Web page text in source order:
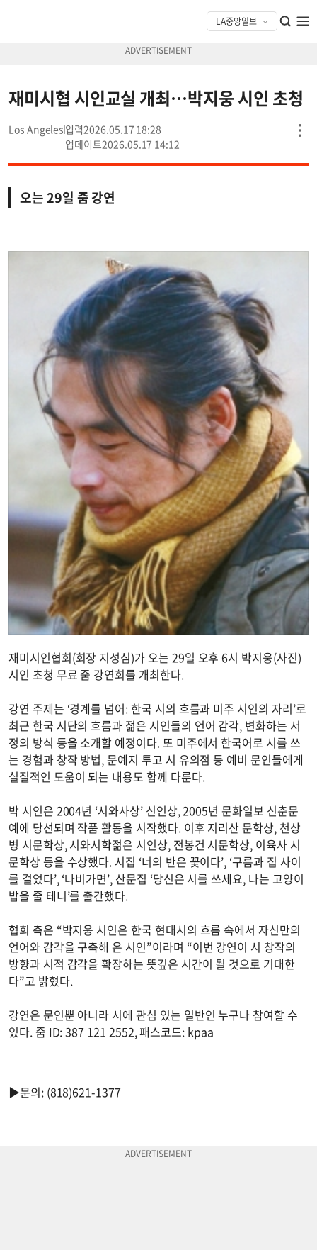
재미시협 시인교실 개최…박지웅 시인 초청
Los Angeles
2026.05.17 18:28
2026.05.17 14:12
오는 29일 줌 강연
재미시인협회(회장 지성심)가 오는 29일 오후 6시 박지웅(사진)
시인 초청 무료 줌 강연회를 개최한다.
강연 주제는 ‘경계를 넘어: 한국 시의 흐름과 미주 시인의 자리’로
최근 한국 시단의 흐름과 젊은 시인들의 언어 감각, 변화하는 서
정의 방식 등을 소개할 예정이다. 또 미주에서 한국어로 시를 쓰
는 경험과 창작 방법, 문예지 투고 시 유의점 등 예비 문인들에게
실질적인 도움이 되는 내용도 함께 다룬다.
박 시인은 2004년 ‘시와사상’ 신인상, 2005년 문화일보 신춘문
예에 당선되며 작품 활동을 시작했다. 이후 지리산 문학상, 천상
병 시문학상, 시와시학젊은 시인상, 전봉건 시문학상, 이육사 시
문학상 등을 수상했다. 시집 ‘너의 반은 꽃이다’, ‘구름과 집 사이
를 걸었다’, ‘나비가면’, 산문집 ‘당신은 시를 쓰세요, 나는 고양이
밥을 줄 테니’를 출간했다.
협회 측은 “박지웅 시인은 한국 현대시의 흐름 속에서 자신만의
언어와 감각을 구축해 온 시인”이라며 “이번 강연이 시 창작의
방향과 시적 감각을 확장하는 뜻깊은 시간이 될 것으로 기대한
다”고 밝혔다.
강연은 문인뿐 아니라 시에 관심 있는 일반인 누구나 참여할 수
있다. 줌 ID: 387 121 2552, 패스코드: kpaa
▶문의: (818)621-1377